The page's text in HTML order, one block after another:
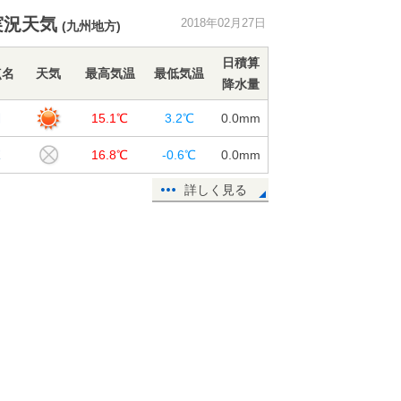
インフルエンザ まだ油断せず
27日16:09
北海道 大荒れ前に対策を
27日12:31
週間 1日荒天 南風で気温上昇
況天気 (九州地方) 2018年02月27日
天気 最高気温 最低気温
日積算
降水量
15.1℃ 3.2℃ 0.0mm
16.8℃ -0.6℃ 0.0mm
詳しく見る